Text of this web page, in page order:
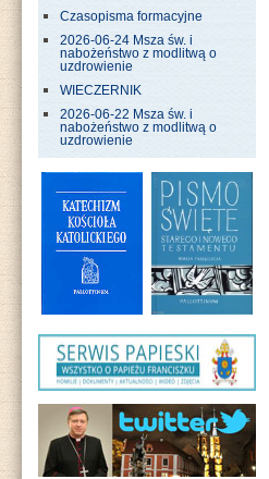
Czasopisma formacyjne
2026-06-24 Msza św. i
nabożeństwo z modlitwą o
uzdrowienie
WIECZERNIK
2026-06-22 Msza św. i
nabożeństwo z modlitwą o
uzdrowienie